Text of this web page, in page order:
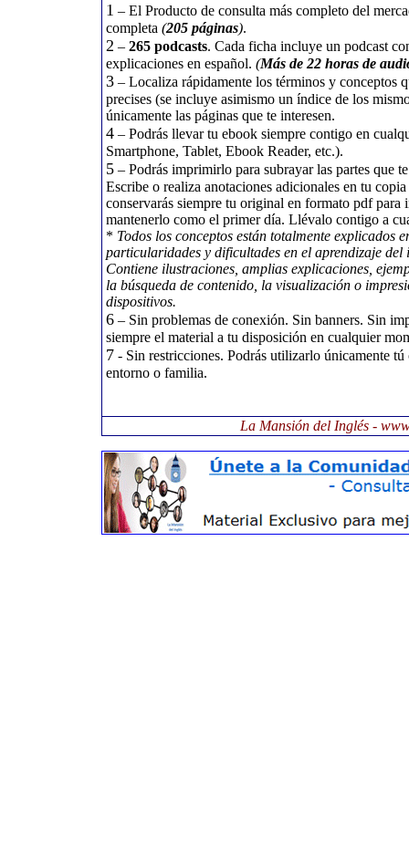
1 – El Producto de consulta más completo del
completa (205 páginas).
2 – 265 podcasts. Cada ficha incluye un podcast
explicaciones en español. (Más de 22 horas de
3 – Localiza rápidamente los términos y conceptos
precises (se incluye asimismo un índice de los
únicamente las páginas que te interesen.
4 – Podrás llevar tu ebook siempre contigo en
Smartphone, Tablet, Ebook Reader, etc.).
5 – Podrás imprimirlo para subrayar las partes que
Escribe o realiza anotaciones adicionales en tu
conservarás siempre tu original en formato pdf
mantenerlo como el primer día. Llévalo contigo a
* Todos los conceptos están totalmente explicados
particularidades y dificultades en el aprendizaje del
Contiene ilustraciones, amplias explicaciones,
la búsqueda de contenido, la visualización o
dispositivos.
6 – Sin problemas de conexión. Sin banners. Sin
siempre el material a tu disposición en cualquier
7 - Sin restricciones. Podrás utilizarlo únicamente
entorno o familia.
La Mansión del Inglés -